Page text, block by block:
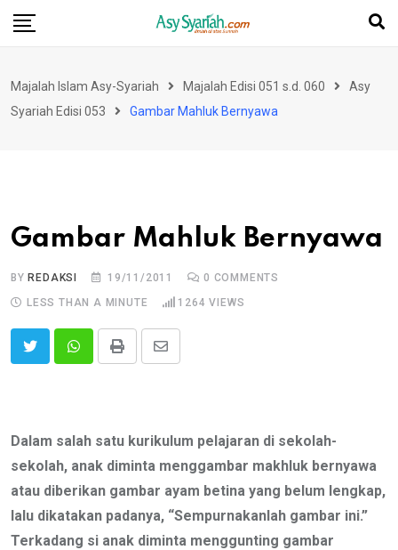
Skip
Majalah Islam Asy-Syariah Majalah Edisi 051 s.d. 060
Asy
Syariah Edisi 053
Gambar Mahluk Bernyawa
Gambar Mahluk Bernyawa
BYREDAKSI 19/11/2011 0 COMMENTS
LESS THAN A MINUTE
1264 VIEWS
Print
Share
Dalam salah satu kurikulum pelajaran di sekolah-
sekolah, anak diminta menggambar makhluk bernyawa
atau diberikan gambar ayam betina yang belum lengkap,
lalu dikatakan padanya, “Sempurnakanlah gambar ini.”
Terkadang si anak diminta menggunting gambar